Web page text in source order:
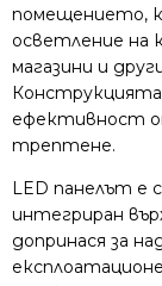
помещението,
осветление на
магазини и
Конструкцията
ефективност
трептене.
LED панелът е
интегриран
допринася за